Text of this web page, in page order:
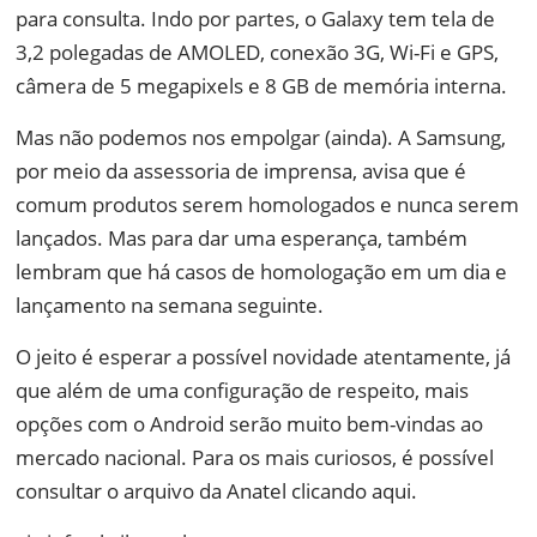
para consulta. Indo por partes, o Galaxy tem tela de
3,2 polegadas de AMOLED, conexão 3G, Wi-Fi e GPS,
câmera de 5 megapixels e 8 GB de memória interna.
Mas não podemos nos empolgar (ainda). A Samsung,
por meio da assessoria de imprensa, avisa que é
comum produtos serem homologados e nunca serem
lançados. Mas para dar uma esperança, também
lembram que há casos de homologação em um dia e
lançamento na semana seguinte.
O jeito é esperar a possível novidade atentamente, já
que além de uma configuração de respeito, mais
opções com o Android serão muito bem-vindas ao
mercado nacional. Para os mais curiosos, é possível
consultar o arquivo da Anatel clicando aqui.